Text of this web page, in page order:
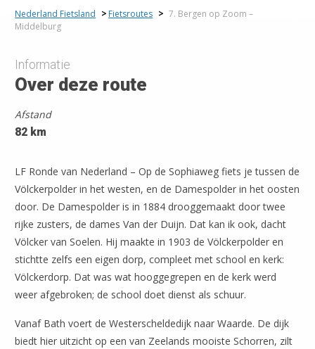
Nederland Fietsland > Fietsroutes > 7. Bergen op Zoom –
Middelburg
Informatie
Over deze route
Afstand
82 km
LF Ronde van Nederland – Op de Sophiaweg fiets je tussen de
Völckerpolder in het westen, en de Damespolder in het oosten
door. De Damespolder is in 1884 drooggemaakt door twee
rijke zusters, de dames Van der Duijn. Dat kan ik ook, dacht
Völcker van Soelen. Hij maakte in 1903 de Völckerpolder en
stichtte zelfs een eigen dorp, compleet met school en kerk:
Völckerdorp. Dat was wat hooggegrepen en de kerk werd
weer afgebroken; de school doet dienst als schuur.
Vanaf Bath voert de Westerscheldedijk naar Waarde. De dijk
biedt hier uitzicht op een van Zeelands mooiste Schorren, zilt